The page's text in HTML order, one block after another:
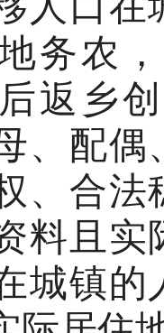
务农
返乡
、配
、合法
料且实
城镇的